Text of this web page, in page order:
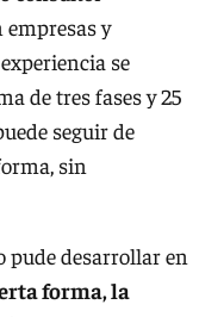
empresas y
se
de tres fases y 25
seguir de
sin
pude desarrollar en
forma, la